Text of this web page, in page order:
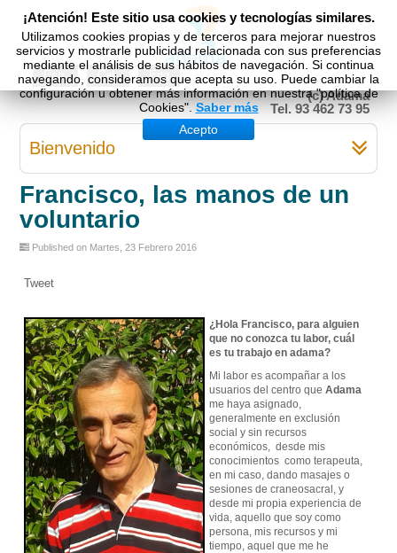
Esp Cat Eng
(c) Adama
Tel. 93 462 73 95
¡Atención! Este sitio usa cookies y tecnologías similares.
Utilizamos cookies propias y de terceros para mejorar nuestros
servicios y mostrarle publicidad relacionada con sus preferencias
mediante el análisis de sus hábitos de navegación. Si continua
navegando, consideramos que acepta su uso. Puede cambiar la
configuración u obtener más información en nuestra "política de
Cookies". Saber más
Acepto
Bienvenido
Francisco, las manos de un
voluntario
Published on Martes, 23 Febrero 2016
Tweet
¿Hola Francisco, para alguien
que no conozca tu labor, cuál
es tu trabajo en adama?
Mi labor es acompañar a los
usuarios del centro queAdama
me haya asignado,
generalmente en exclusión
social y sin recursos
económicos, desde mis
conocimientos como terapeuta,
en mi caso, dando masajes o
sesiones de craneosacral, y
desde mi propia experiencia de
vida, aquello que soy como
persona, mis recursos y mi
tiempo, aquel que me he